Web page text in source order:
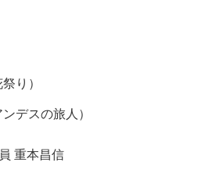
り）
デスの旅人）
重本昌信